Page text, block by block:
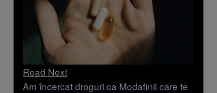
Read Next
Am încercat droguri ca Modafinil care te